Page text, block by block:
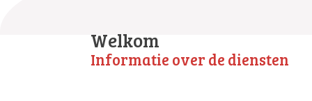
Welkom
Informatie over de diensten